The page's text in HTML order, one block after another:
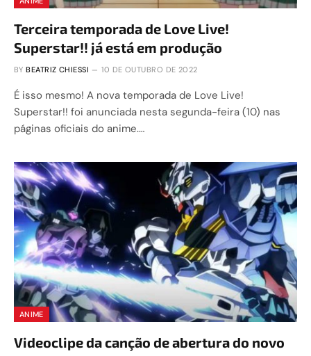
Terceira temporada de Love Live!
Superstar!! já está em produção
BY BEATRIZ CHIESSI 10 DE OUTUBRO DE 2022
É isso mesmo! A nova temporada de Love Live!
Superstar!! foi anunciada nesta segunda-feira (10) nas
páginas oficiais do anime.…
ANIME
Videoclipe da canção de abertura do novo